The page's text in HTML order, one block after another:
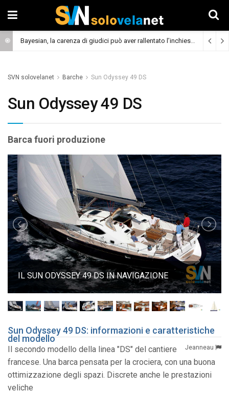
Bayesian, la carenza di giudici può aver rallentato l’inchiesta (Cronaca)
SVN solovelanet Barche Sun Odyssey 49 DS
Sun Odyssey 49 DS
Barca fuori produzione
IL SUN ODYSSEY 49 DS IN NAVIGAZIONE
Sun Odyssey 49 DS: informazioni e caratteristiche
del modello
Jeanneau
Il secondo modello della linea "DS" del cantiere
francese. Una barca pensata per la crociera, con una buona
ottimizzazione degli spazi. Discrete anche le prestazioni
veliche